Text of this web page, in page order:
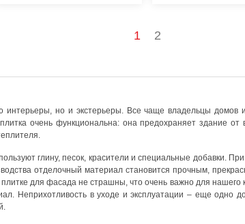
1 2
интерьеры, но и экстерьеры. Все чаще владельцы домов
очень функциональна: она предохраняет здание
глину, песок, красители и специальные добавки.
отделочный материал становится прочным,
для фасада не страшны, что очень важно для нашего
Неприхотливость в уходе и эксплуатации – еще одно